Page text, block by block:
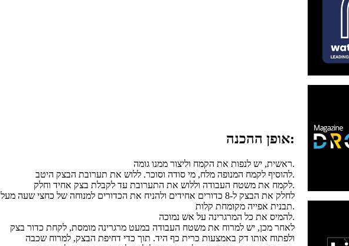
אופן ההכנה:
ראשית, יש לנפות את הקמח וליצור ממנו גומה.
להוסיף לקמח המנופה מלח, מי סודה וסוכר. ללוש את תערובת הבצק היטב.
לקמח את משטח העבודה וללוש את התערובת עד לקבלת בצק אחיד וחלק.
לחלק את הבצק ל-8 כדורים אחידים ולהניח את הכדורים למנוחה של כחצי שעה מעל
תבנית אפייה מקומחת קלות.
להמיס את כל המרגרינה על אש נמוכה.
לאחר מכן, יש למרוח את משטח העבודה במעט מרגרינה מומסת, לקחת כדור בצק
ולפתוח אותו דק באמצעות כרית כף היד. תוך כדי דחיפת הבצק, למרוח שכבה